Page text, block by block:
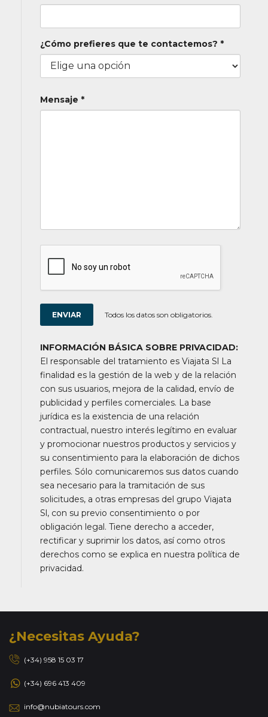
¿Cómo prefieres que te contactemos? *
Mensaje *
Todos los datos son obligatorios.
INFORMACIÓN BÁSICA SOBRE PRIVACIDAD:
El responsable del tratamiento es Viajata Sl La
finalidad es la gestión de la web y de la relación
con sus usuarios, mejora de la calidad, envío de
publicidad y perfiles comerciales. La base
jurídica es la existencia de una relación
contractual, nuestro interés legítimo en evaluar
y promocionar nuestros productos y servicios y
su consentimiento para la elaboración de dichos
perfiles. Sólo comunicaremos sus datos cuando
sea necesario para la tramitación de sus
solicitudes, a otras empresas del grupo Viajata
Sl, con su previo consentimiento o por
obligación legal. Tiene derecho a acceder,
rectificar y suprimir los datos, así como otros
derechos como se explica en nuestra política de
privacidad.
¿Necesitas Ayuda?
(+34) 958 15 03 17
(+34) 696 413 409
info@nubiatours.com